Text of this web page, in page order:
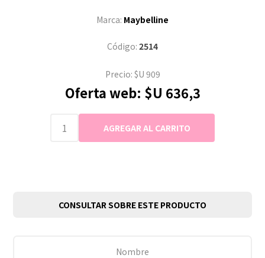
Marca: Maybelline
Código: 2514
Precio: $U 909
Oferta web: $U 636,3
CONSULTAR SOBRE ESTE PRODUCTO
Nombre